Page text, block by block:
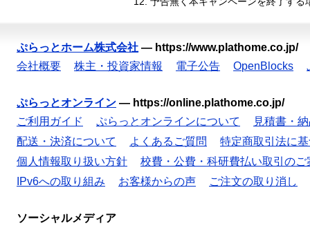
ぷらっとホーム株式会社 — https://www.plathome.co.jp/
会社概要
株主・投資家情報 電子公告 OpenBlocks
ぷらっとオンライン — https://online.plathome.co.jp/
ご利用ガイド
ぷらっとオンラインについて
見積書・
配送・決済について
よくあるご質問
特定商取引法に
個人情報取り扱い方針
校費・公費・科研費払い取引のご
IPv6への取り組み
お客様からの声 ご注文の取り消し
ソーシャルメディア